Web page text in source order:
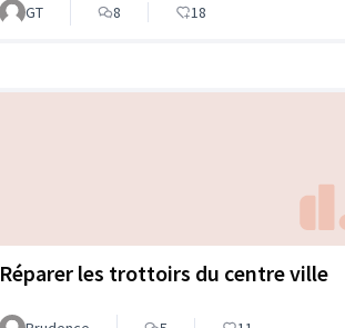
GT 8 18
Réparer les trottoirs du centre ville